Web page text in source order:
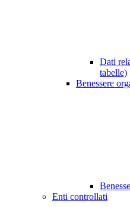
Dati
tabelle)
Benessere
Enti controllati